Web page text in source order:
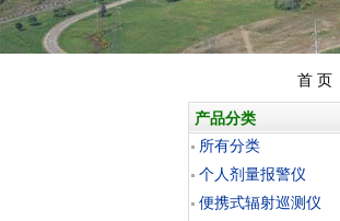
首 页
产品分类
所有分类
个人剂量报警仪
便携式辐射巡测仪